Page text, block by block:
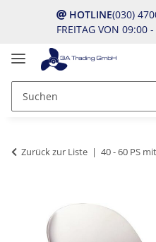
HOTLINE(030)
FREITAG VON 09:00
Zurück zur Liste 40 - 60 PS